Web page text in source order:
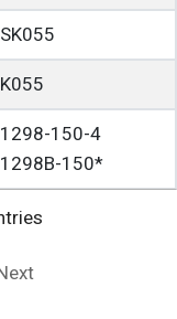
150-4
150*